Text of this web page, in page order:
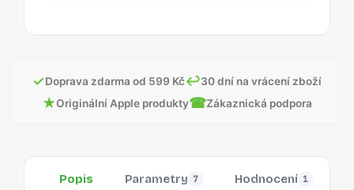
✓Doprava zdarma od 599 Kč↩30 dní na vrácení zboží
★Originální Apple produkty☎Zákaznická podpora
Popis Parametry 7 Hodnocení 1